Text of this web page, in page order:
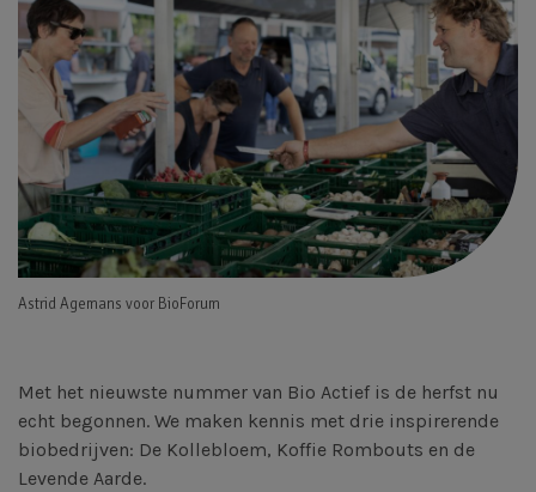
Astrid Agemans voor BioForum
Met het nieuwste nummer van Bio Actief is de herfst nu
echt begonnen. We maken kennis met drie inspirerende
biobedrijven: De Kollebloem, Koffie Rombouts en de
Levende Aarde.